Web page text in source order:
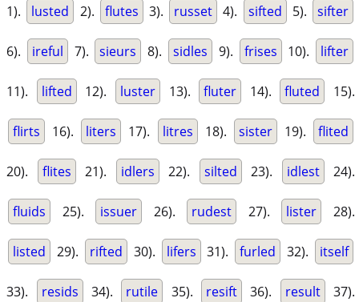
1). lusted 2). flutes 3). russet 4). sifted 5). sifter
6). ireful 7). sieurs 8). sidles 9). frises 10). lifter
11). lifted 12). luster 13). fluter 14). fluted 15).
flirts 16). liters 17). litres 18). sister 19). flited
20). flites 21). idlers 22). silted 23). idlest 24).
fluids 25). issuer 26). rudest 27). lister 28).
listed 29). rifted 30). lifers 31). furled 32). itself
33). resids 34). rutile 35). resift 36). result 37).